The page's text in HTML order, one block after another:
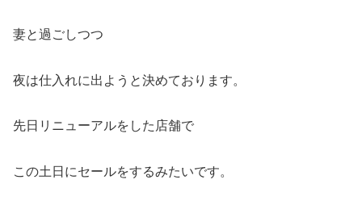
妻と過ごしつつ
夜は仕入れに出ようと決めております。
先日リニューアルをした店舗で
この土日にセールをするみたいです。